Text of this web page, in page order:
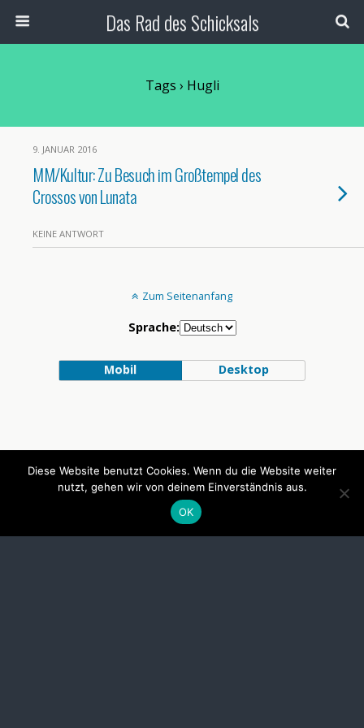
Das Rad des Schicksals
Tags › Hugli
9. JANUAR 2016
MM/Kultur: Zu Besuch im Großtempel des
Crossos von Lunata
KEINE ANTWORT
Zum Seitenanfang
Sprache:
Mobil Desktop
Diese Website benutzt Cookies. Wenn du die Website weiter
nutzt, gehen wir von deinem Einverständnis aus.
OK